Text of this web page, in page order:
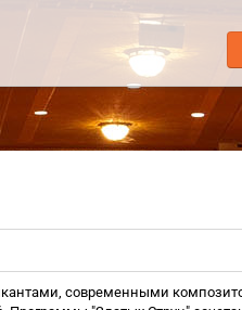
современными